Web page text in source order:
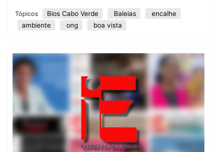
Tópicos Bios Cabo Verde Baleias
encalhe
ambiente
ong boa vista